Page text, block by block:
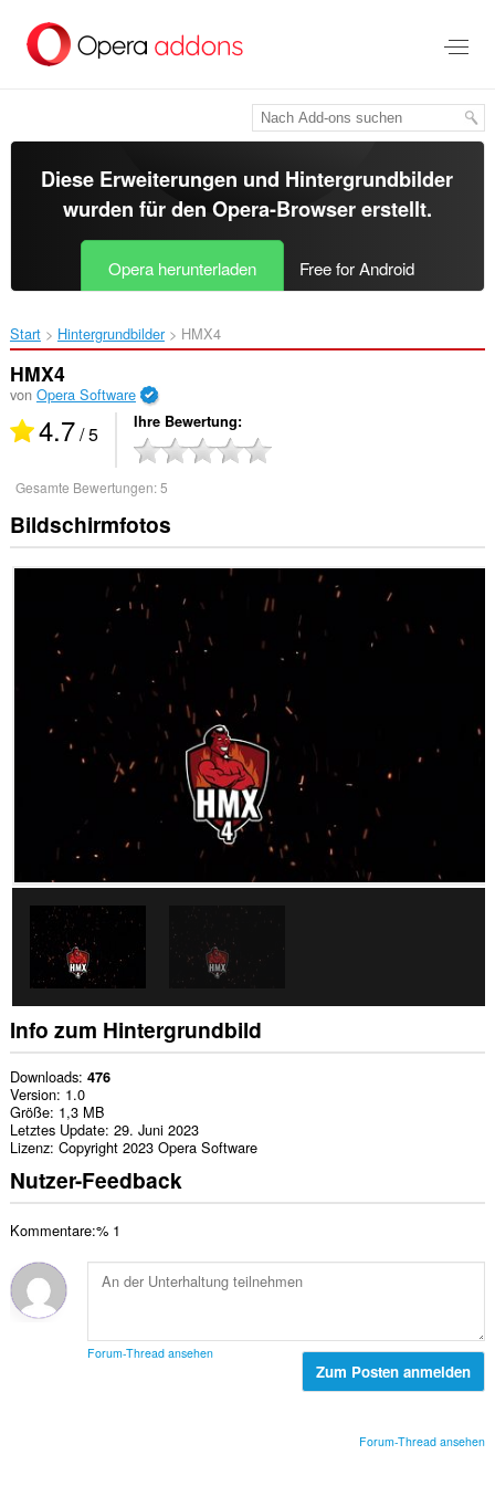
Hauptinhalt
springen
Diese Erweiterungen und Hintergrundbilder
wurden für den Opera-Browsererstellt.
Opera herunterladen Free for Android
Start Hintergrundbilder HMX4‎
HMX4
von Opera Software
4.7/ 5 Ihre Bewertung
Gesamte Bewertungen:5
Bildschirmfotos
Info zum Hintergrundbild
Downloads 476
Version 1.0
Größe 1,3 MB
Letztes Update 29. Juni 2023
Lizenz Copyright 2023 Opera Software
Nutzer-Feedback
Kommentare:% 1
Forum-Thread ansehen
Zum Posten anmelden
Forum-Thread ansehen